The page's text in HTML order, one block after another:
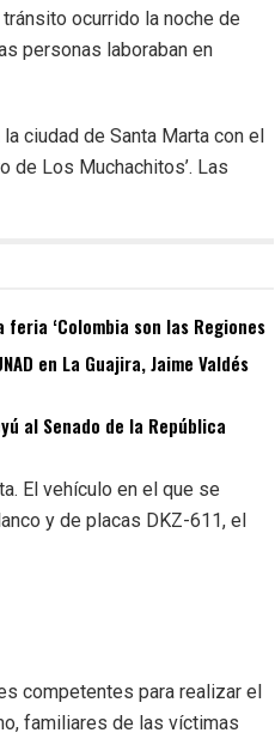
ocurrido la noche de
personas laboraban en
ciudad de Santa Marta con el
de Los Muchachitos’. Las
‘Colombia son las Regiones
en La Guajira, Jaime Valdés
al Senado de la República
El vehículo en el que se
y de placas DKZ-611, el
competentes para realizar el
familiares de las víctimas